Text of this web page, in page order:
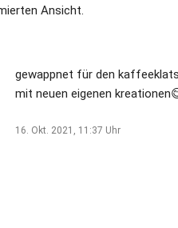
Ansicht.
gewappnet für den
mit neuen eigenen
16. Okt. 2021, 11:37 Uhr